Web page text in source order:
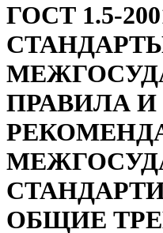
ГОСТ 1.5-
ПРАВИЛА И
ОБЩИЕ